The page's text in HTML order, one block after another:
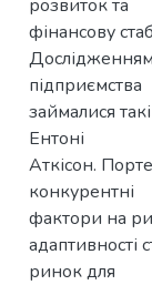
розвиток та
фінансову
підприємства
займалися
Ентоні
Аткісон.
конкурентні
фактори на
ринок для